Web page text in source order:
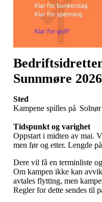
Sunnmøre 2026
Sted
Kampene spilles på
Tidspunkt og varighet
Oppstart i midten av mai.
men før og etter. Lengde
Dere vil få en terminliste
Om kampen ikke kan
avtales flytting, men
Regler for dette sendes til